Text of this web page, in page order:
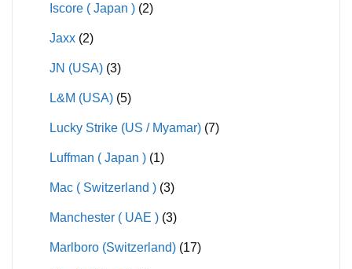
Iscore ( Japan ) (2)
Jaxx (2)
JN (USA) (3)
L&M (USA) (5)
Lucky Strike (US / Myamar) (7)
Luffman ( Japan ) (1)
Mac ( Switzerland ) (3)
Manchester ( UAE ) (3)
Marlboro (Switzerland) (17)